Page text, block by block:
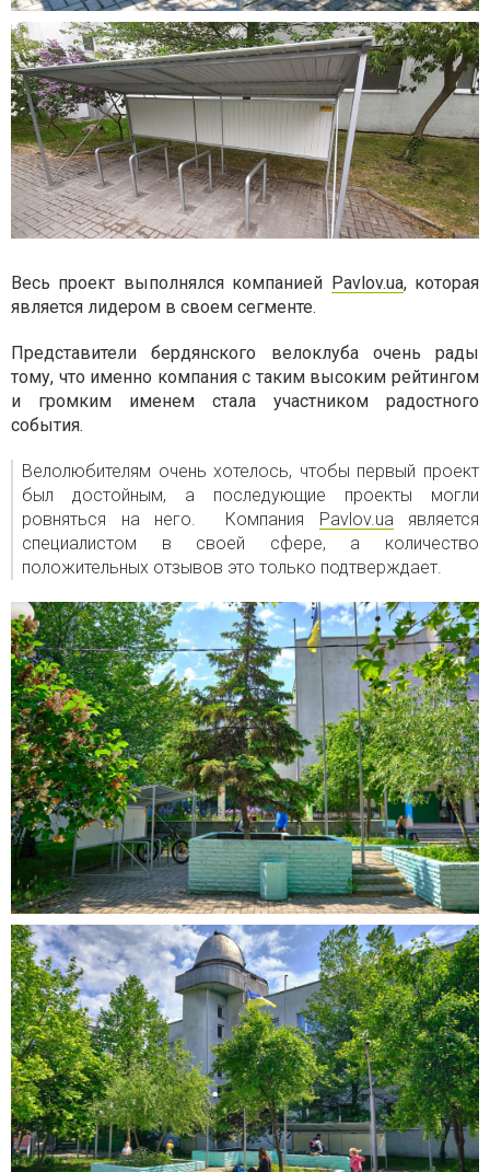
Весь проект выполнялся компанией Pavlov.ua, которая
является лидером в своем сегменте.
Представители бердянского велоклуба очень рады
тому, что именно компания с таким высоким рейтингом
и громким именем стала участником радостного
события.
Велолюбителям очень хотелось, чтобы первый проект
был достойным, а последующие проекты могли
ровняться на него. Компания Pavlov.ua является
специалистом в своей сфере, а количество
положительных отзывов это только подтверждает.